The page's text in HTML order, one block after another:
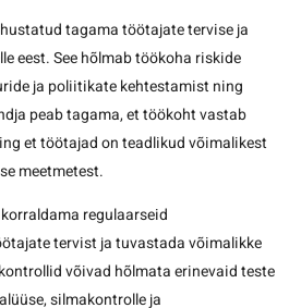
tagama töötajate tervise ja
eest. See hõlmab töökoha riskide
ja poliitikate kehtestamist ning
peab tagama, et töökoht vastab
et töötajad on teadlikud võimalikest
meetmetest.
regulaarseid
tervist ja tuvastada võimalikke
võivad hõlmata erinevaid teste
silmakontrolle ja